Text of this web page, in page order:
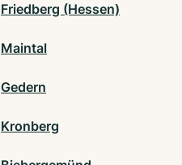
Friedberg (Hessen)
Maintal
Gedern
Kronberg